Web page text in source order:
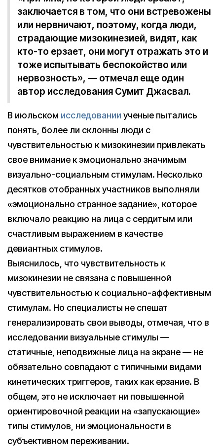
заключается в том, что они встревожены
или нервничают, поэтому, когда люди,
страдающие мизокинезией, видят, как
кто-то ерзает, они могут отражать это и
тоже испытывать беспокойство или
нервозность», — отмечал еще один
автор исследования Сумит Джасвал.
В июльском исследовании ученые пытались
понять, более ли склонны люди с
чувствительностью к мизокинезии привлекать
свое внимание к эмоционально значимым
визуально-социальным стимулам. Несколько
десятков отобранных участников выполняли
«эмоционально странное задание», которое
включало реакцию на лица с сердитым или
счастливым выражением в качестве
девиантных стимулов.
Выяснилось, что чувствительность к
мизокинезии не связана с повышенной
чувствительностью к социально-аффективным
стимулам. Но специалисты не спешат
генерализировать свои выводы, отмечая, что в
исследовании визуальные стимулы —
статичные, неподвижные лица на экране — не
обязательно совпадают с типичными видами
кинетических триггеров, таких как ерзание. В
общем, это не исключает ни повышенной
ориентировочной реакции на «запускающие»
типы стимулов, ни эмоциональности в
субъективном переживании.